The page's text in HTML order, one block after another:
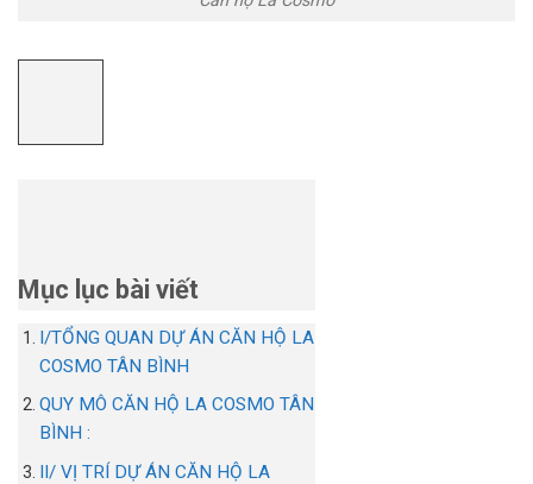
Mục lục bài viết
I/TỔNG QUAN DỰ ÁN CĂN HỘ LA
COSMO TÂN BÌNH
QUY MÔ CĂN HỘ LA COSMO TÂN
BÌNH :
II/ VỊ TRÍ DỰ ÁN CĂN HỘ LA